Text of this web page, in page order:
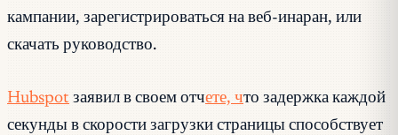
кампании, зарегистрироваться на веб-инаран, или
скачать руководство.
Hubspot заявил в своем отчете, что задержка каждой
секунды в скорости загрузки страницы способствует